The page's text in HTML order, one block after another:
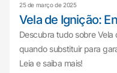
25 de março de 2025
Vela de Ignição:
Descubra tudo sobre
quando substituir para
Leia e saiba mais!